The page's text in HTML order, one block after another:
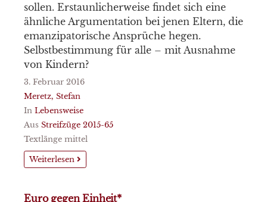
sollen. Erstaunlicherweise findet sich eine
ähnliche Argumentation bei jenen Eltern, die
emanzipatorische Ansprüche hegen.
Selbstbestimmung für alle – mit Ausnahme
von Kindern?
3. Februar 2016
Meretz, Stefan
In Lebensweise
Aus Streifzüge 2015-65
Textlänge mittel
Weiterlesen
Euro gegen Einheit*